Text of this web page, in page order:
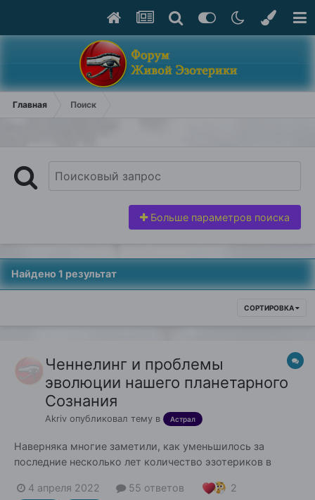
Главная Поиск
Больше параметров поиска
Найдено 1 результат
СОРТИРОВКА
Ченнелинг и проблемы
эволюции нашего планетарного
Сознания
Akriv опубликовал тему в Астрал
Наверняка многие заметили, как уменьшилось за
последние несколько лет количество эзотериков в
Сегодня складывается впечатление, что "эзотерика" и
4 апреля 2022 55 ответов 2